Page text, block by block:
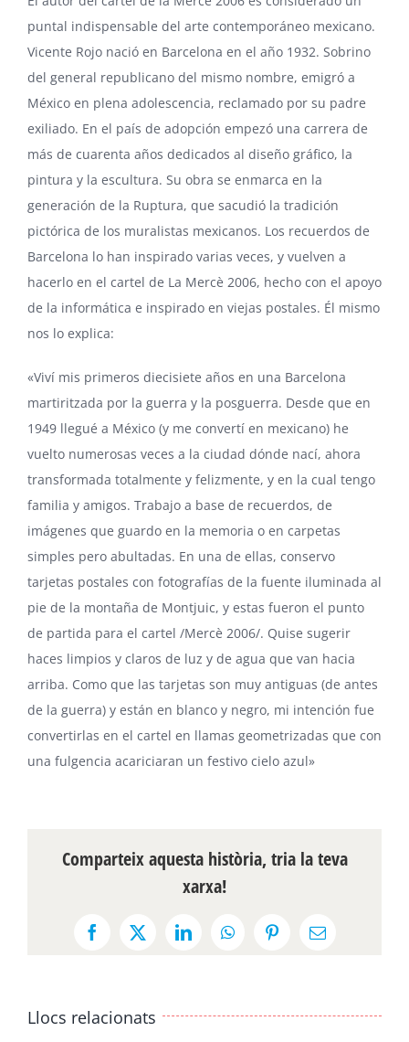
puntal indispensable del arte contemporáneo mexicano.
Vicente Rojo nació en Barcelona en el año 1932. Sobrino
del general republicano del mismo nombre, emigró a
México en plena adolescencia, reclamado por su padre
exiliado. En el país de adopción empezó una carrera de
más de cuarenta años dedicados al diseño gráfico, la
pintura y la escultura. Su obra se enmarca en la
generación de la Ruptura, que sacudió la tradición
pictórica de los muralistas mexicanos. Los recuerdos de
Barcelona lo han inspirado varias veces, y vuelven a
hacerlo en el cartel de La Mercè 2006, hecho con el apoyo
de la informática e inspirado en viejas postales. Él mismo
nos lo explica:
«Viví mis primeros diecisiete años en una Barcelona
martiritzada por la guerra y la posguerra. Desde que en
1949 llegué a México (y me convertí en mexicano) he
vuelto numerosas veces a la ciudad dónde nací, ahora
transformada totalmente y felizmente, y en la cual tengo
familia y amigos. Trabajo a base de recuerdos, de
imágenes que guardo en la memoria o en carpetas
simples pero abultadas. En una de ellas, conservo
tarjetas postales con fotografías de la fuente iluminada al
pie de la montaña de Montjuic, y estas fueron el punto
de partida para el cartel /Mercè 2006/. Quise sugerir
haces limpios y claros de luz y de agua que van hacia
arriba. Como que las tarjetas son muy antiguas (de antes
de la guerra) y están en blanco y negro, mi intención fue
convertirlas en el cartel en llamas geometrizadas que con
una fulgencia acariciaran un festivo cielo azul»
Comparteix aquesta història, tria la teva
xarxa!
Facebook
X LinkedInWhatsAppPinterestEmail:
Llocs relacionats